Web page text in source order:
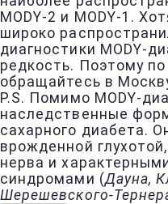
MODY-2 и MODY-1.
широко
диагностики MODY-
редкость. Поэтому
обращайтесь в
P.S. Помимо MODY-
наследственные
сахарного диабета.
врожденной
нерва и
синдромами (Дауна,
Шерешевского-